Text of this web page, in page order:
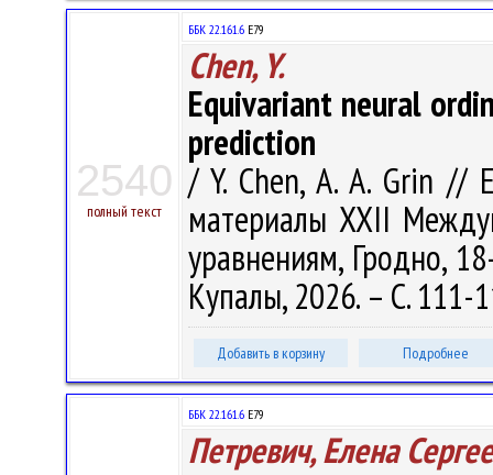
2540
полный текст
ББК 22.161.6 Е79
Chen, Y.
Equivariant neural
prediction
/ Y. Chen, A. A. Grin //
материалы XXII
уравнениям, Гродно,
Купалы, 2026. – С. 111-
Добавить в корзину Подробнее
ББК 22.161.6 Е79
Петревич, Елена